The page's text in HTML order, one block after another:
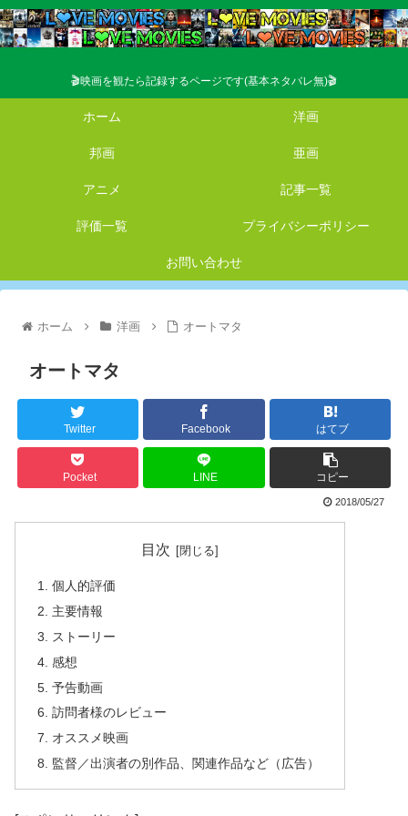
🎬映画を観たら記録するページです(基本ネタバレ無)🎬
ホーム 洋画
邦画 亜画
アニメ 記事一覧
評価一覧 プライバシーポリシー
お問い合わせ
ホーム 洋画 オートマタ
オートマタ
Twitter Facebook はてブ
Pocket LINE コピー
2018/05/27
目次
個人的評価
主要情報
ストーリー
感想
予告動画
訪問者様のレビュー
オススメ映画
監督／出演者の別作品、関連作品など（広告）